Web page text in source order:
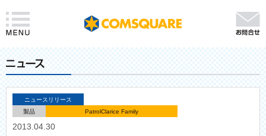
ニュースリリース
製品
PatrolClarice Family
2013.04.30